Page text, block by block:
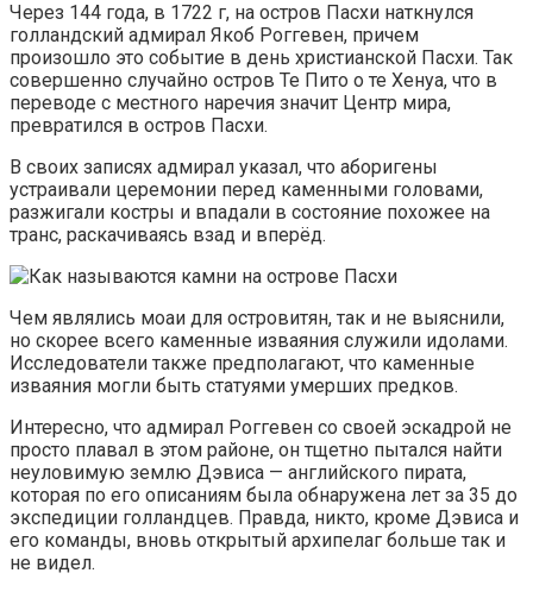
Через 144 года, в 1722 г, на остров Пасхи наткнулся
голландский адмирал Якоб Роггевен, причем
произошло это событие в день христианской Пасхи. Так
совершенно случайно остров Те Пито о те Хенуа, что в
переводе с местного наречия значит Центр мира,
превратился в остров Пасхи.
В своих записях адмирал указал, что аборигены
устраивали церемонии перед каменными головами,
разжигали костры и впадали в состояние похожее на
транс, раскачиваясь взад и вперёд.
Чем являлись моаи для островитян, так и не выяснили,
но скорее всего каменные изваяния служили идолами.
Исследователи также предполагают, что каменные
изваяния могли быть статуями умерших предков.
Интересно, что адмирал Роггевен со своей эскадрой не
просто плавал в этом районе, он тщетно пытался найти
неуловимую землю Дэвиса — английского пирата,
которая по его описаниям была обнаружена лет за 35 до
экспедиции голландцев. Правда, никто, кроме Дэвиса и
его команды, вновь открытый архипелаг больше так и
не видел.